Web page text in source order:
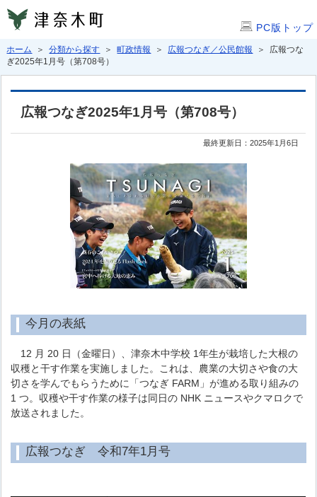
PC版トップ
ホーム ＞分類から探す ＞町政情報 ＞ 広報つなぎ／公民館報
＞ 広報つな
ぎ2025年1月号（第708号）
広報つなぎ2025年1月号（第708号）
最終更新日：2025年1月6日
今月の表紙
12 月 20 日（金曜日）、津奈木中学校 1年生が栽培した大根の
収穫と干す作業を実施しました。これは、農業の大切さや食の大
切さを学んでもらうために「つなぎ FARM」が進める取り組みの
1 つ。収穫や干す作業の様子は同日の NHK ニュースやクマロクで
放送されました。
広報つなぎ 令和7年1月号